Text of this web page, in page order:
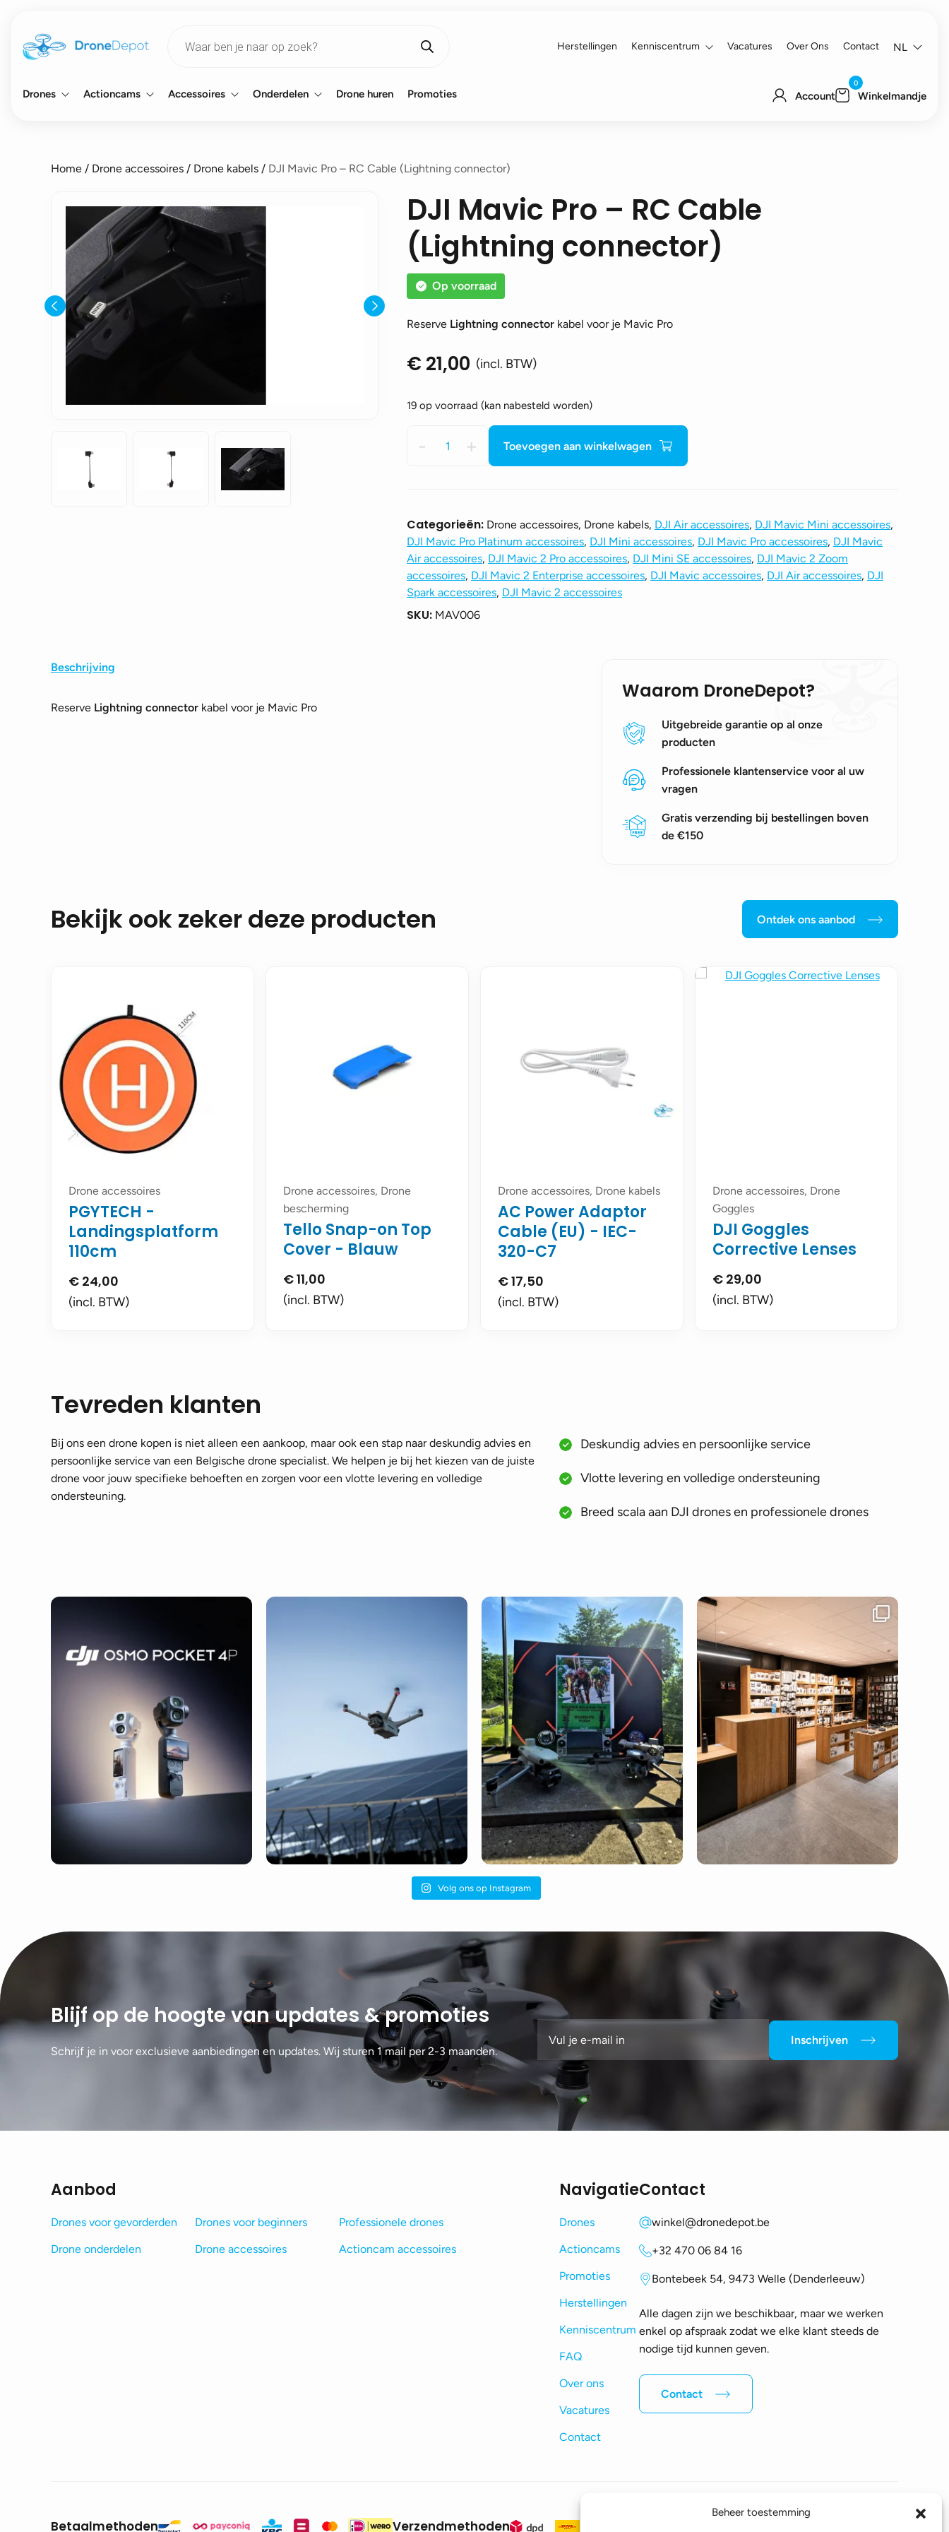
Beheer toestemming
search
Herstellingen Kenniscentrum Vacatures Over Ons Contact NL
Drones Actioncams Accessoires Onderdelen Drone huren Promoties Account
0
Winkelmandje
Home / Drone accessoires / Drone kabels / DJI Mavic Pro – RC Cable (Lightning connector)
DJI Mavic Pro – RC Cable
(Lightning connector)
Op voorraad
Reserve Lightning connector kabel voor je Mavic Pro
€ 21,00 (incl. BTW)
19 op voorraad (kan nabesteld worden)
-
Mavic
Cable
(Lightning
connector)
aantal
+ Toevoegen aan winkelwagen
Categorieën: Drone accessoires, Drone kabels, DJI Air accessoires, DJI Mavic Mini accessoires,
DJI Mavic Pro Platinum accessoires, DJI Mini accessoires, DJI Mavic Pro accessoires, DJI Mavic
Air accessoires, DJI Mavic 2 Pro accessoires, DJI Mini SE accessoires, DJI Mavic 2 Zoom
accessoires, DJI Mavic 2 Enterprise accessoires, DJI Mavic accessoires, DJI Air accessoires, DJI
Spark accessoires, DJI Mavic 2 accessoires
SKU: MAV006
Beschrijving
Reserve Lightning connector kabel voor je Mavic Pro
Waarom DroneDepot?
Uitgebreide garantie op al onze
producten
Professionele klantenservice voor al uw
vragen
Gratis verzending bij bestellingen boven
de €150
Bekijk ook zeker deze producten Ontdek ons aanbod
Drone accessoires
PGYTECH -
Landingsplatform
110cm
€ 24,00
(incl. BTW)
Drone accessoires, Drone
bescherming
Tello Snap-on Top
Cover - Blauw
€11,00
(incl. BTW)
Drone accessoires, Drone kabels
AC Power Adaptor
Cable (EU) - IEC-
320-C7
€17,50
(incl. BTW)
Drone accessoires, Drone
Goggles
DJI Goggles
Corrective Lenses
€ 29,00
(incl. BTW)
Tevreden klanten
Bij ons een drone kopen is niet alleen een aankoop, maar ook een stap naar deskundig advies en
persoonlijke service van een Belgische drone specialist. We helpen je bij het kiezen van de juiste
drone voor jouw specifieke behoeften en zorgen voor een vlotte levering en volledige
ondersteuning.
Deskundig advies en persoonlijke service
Vlotte levering en volledige ondersteuning
Breed scala aan DJI drones en professionele drones
Volg ons op Instagram
Blijf op de hoogte van updates & promoties
Schrijf je in voor exclusieve aanbiedingen en updates. Wij sturen 1 mail per 2-3 maanden.
Inschrijven
Aanbod
Drones voor gevorderden Drones voor beginners
Professionele drones
Drone onderdelen
Drone accessoires Actioncam accessoires
Navigatie
Drones
Actioncams
Promoties
Herstellingen
Kenniscentrum
FAQ
Over ons
Vacatures
Contact
Contact
winkel@dronedepot.be
+32 470 06 84 16
Bontebeek 54, 9473 Welle (Denderleeuw)
Alle dagen zijn we beschikbaar, maar we werken
enkel op afspraak zodat we elke klant steeds de
nodige tijd kunnen geven.
Contact
Betaalmethoden Verzendmethoden